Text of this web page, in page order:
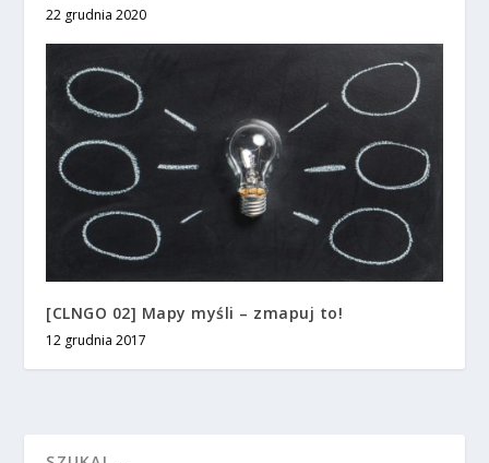
22 grudnia 2020
[CLNGO 02] Mapy myśli – zmapuj to!
12 grudnia 2017